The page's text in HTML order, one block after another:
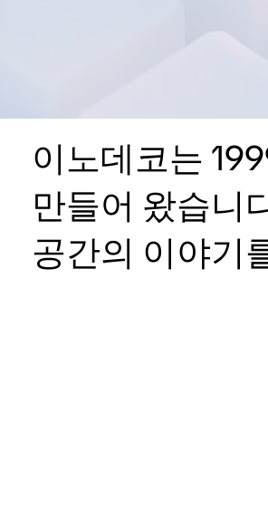
이노데코는
만들어 왔습니
공간의 이야기